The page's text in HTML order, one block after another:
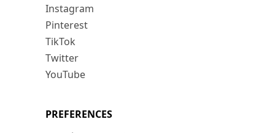
Instagram
Pinterest
TikTok
Twitter
YouTube
PREFERENCES